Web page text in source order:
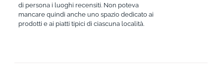
di persona i luoghi recensiti. Non poteva
mancare quindi anche uno spazio dedicato ai
prodotti e ai piatti tipici di ciascuna località.